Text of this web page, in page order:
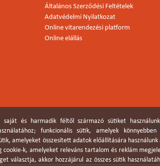
Általános Szerződési Feltételek
Adatvédelmi Nyilatkozat
Online vitarendezési platform
Online elállás
saját és harmadik féltől származó sütiket
funkcionális sütik, amelyek
amelyeket összesített adatok előállítására
k, amelyeket releváns tartalom és reklám
választja, akkor hozzájárul az összes sütik